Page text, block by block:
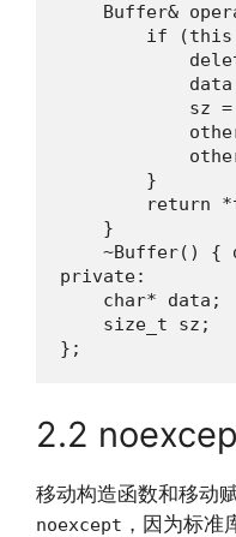
Buffer&
if
sz =
        }
return
    }
~Buffer() {
private:
    char* data;
    size_t sz;
};
2.2
移动构造函数和移动
noexcept ，因为标准